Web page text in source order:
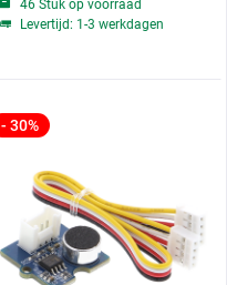
46 Stuk op voorraad
Levertijd: 1-3 werkdagen
- 30%